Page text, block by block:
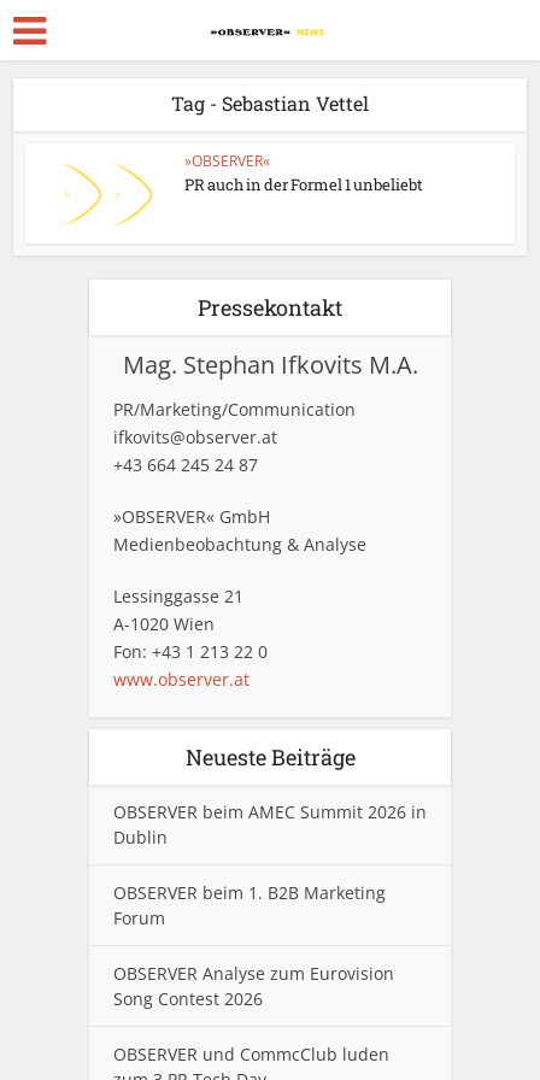
Tag - Sebastian Vettel
»OBSERVER«
PR auch in der Formel 1 unbeliebt
Pressekontakt
Mag. Stephan Ifkovits M.A.
PR/Marketing/Communication
ifkovits@observer.at
+43 664 245 24 87
»OBSERVER« GmbH
Medienbeobachtung & Analyse
Lessinggasse 21
A-1020 Wien
Fon: +43 1 213 22 0
www.observer.at
Neueste Beiträge
OBSERVER beim AMEC Summit 2026 in
Dublin
OBSERVER beim 1. B2B Marketing
Forum
OBSERVER Analyse zum Eurovision
Song Contest 2026
OBSERVER und CommcClub luden